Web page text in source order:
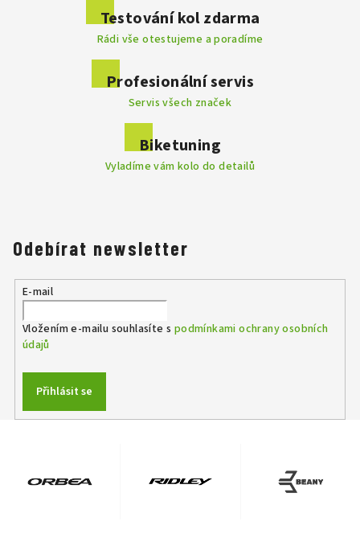
Testování kol zdarma
Rádi vše otestujeme a poradíme
Profesionální servis
Servis všech značek
Biketuning
Vyladíme vám kolo do detailů
Odebírat newsletter
E-mail
Vložením e-mailu souhlasíte s podmínkami ochrany osobních
údajů
Přihlásit se